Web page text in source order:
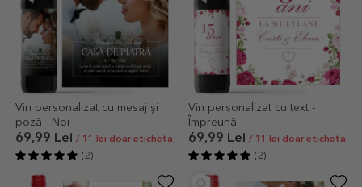
Vin personalizat cu mesaj și
poză - Noi
69,99 Lei / 11 lei doar eticheta
(2)
Vin personalizat cu text -
Împreună
69,99 Lei / 11 lei doar eticheta
(2)